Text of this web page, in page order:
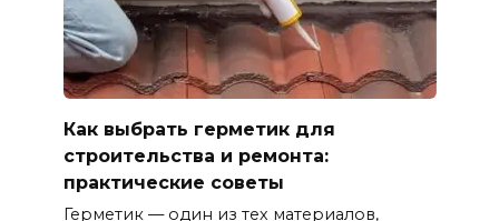
Как выбрать герметик для
строительства и ремонта:
практические советы
Герметик — один из тех материалов,